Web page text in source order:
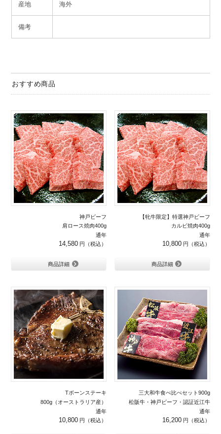
産地 海外
備考
おすすめ商品
神戸ビーフ
肩ロース焼肉400g
通年
14,580
商品詳細
【牝牛限定】特選神戸ビーフ
カルビ焼肉400g
通年
10,800
商品詳細
Tボーンステーキ
800g（オーストラリア産）
通年
10,800
三大和牛食べ比べセット900g
松阪牛・神戸ビーフ・認証近江牛
通年
16,200